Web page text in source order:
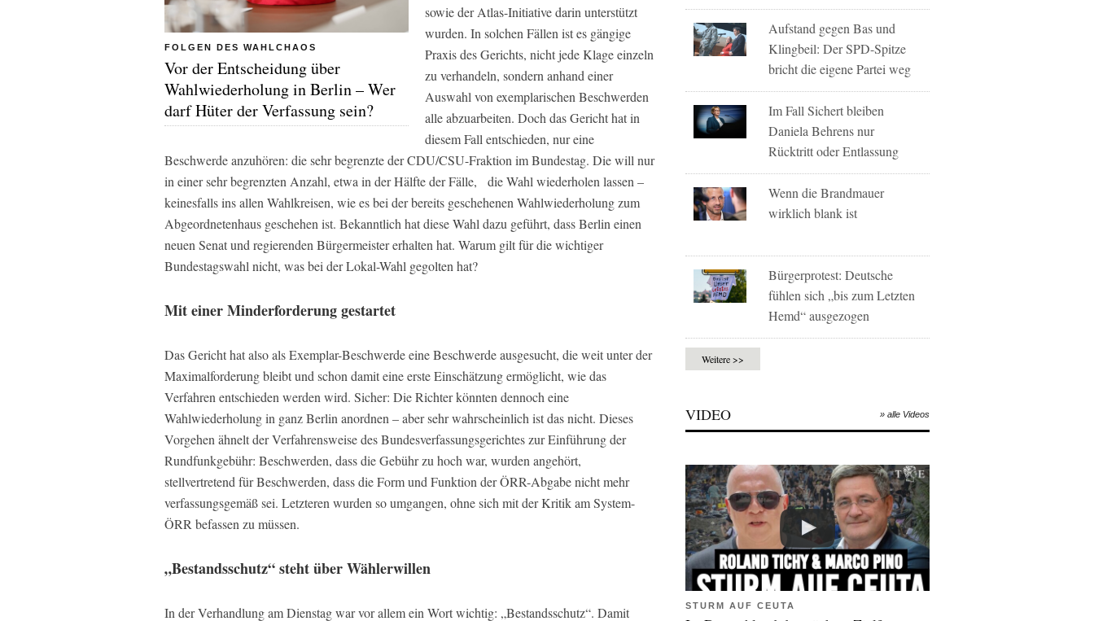
FOLGEN DES WAHLCHAOS
Vor der Entscheidung über
Wahlwiederholung in Berlin – Wer
darf Hüter der Verfassung sein?
sowie der Atlas-Initiative darin unterstützt
wurden. In solchen Fällen ist es gängige
Praxis des Gerichts, nicht jede Klage einzeln
zu verhandeln, sondern anhand einer
Auswahl von exemplarischen Beschwerden
alle abzuarbeiten. Doch das Gericht hat in
diesem Fall entschieden, nur eine
Beschwerde anzuhören: die sehr begrenzte der CDU/CSU-Fraktion im Bundestag. Die will nur
in einer sehr begrenzten Anzahl, etwa in der Hälfte der Fälle, die Wahl wiederholen lassen –
keinesfalls ins allen Wahlkreisen, wie es bei der bereits geschehenen Wahlwiederholung zum
Abgeordnetenhaus geschehen ist. Bekanntlich hat diese Wahl dazu geführt, dass Berlin einen
neuen Senat und regierenden Bürgermeister erhalten hat. Warum gilt für die wichtiger
Bundestagswahl nicht, was bei der Lokal-Wahl gegolten hat?
Mit einer Minderforderung gestartet
Das Gericht hat also als Exemplar-Beschwerde eine Beschwerde ausgesucht, die weit unter der
Maximalforderung bleibt und schon damit eine erste Einschätzung ermöglicht, wie das
Verfahren entschieden werden wird. Sicher: Die Richter könnten dennoch eine
Wahlwiederholung in ganz Berlin anordnen – aber sehr wahrscheinlich ist das nicht. Dieses
Vorgehen ähnelt der Verfahrensweise des Bundesverfassungsgerichtes zur Einführung der
Rundfunkgebühr: Beschwerden, dass die Gebühr zu hoch war, wurden angehört,
stellvertretend für Beschwerden, dass die Form und Funktion der ÖRR-Abgabe nicht mehr
verfassungsgemäß sei. Letzteren wurden so umgangen, ohne sich mit der Kritik am System-
ÖRR befassen zu müssen.
„Bestandsschutz“ steht über Wählerwillen
In der Verhandlung am Dienstag war vor allem ein Wort wichtig: „Bestandsschutz“. Damit
Aufstand gegen Bas und
Klingbeil: Der SPD-Spitze
bricht die eigene Partei weg
Im Fall Sichert bleiben
Daniela Behrens nur
Rücktritt oder Entlassung
Wenn die Brandmauer
wirklich blank ist
Bürgerprotest: Deutsche
fühlen sich „bis zum Letzten
Hemd“ ausgezogen
Weitere >>
VIDEO » alle Videos
STURM AUF CEUTA